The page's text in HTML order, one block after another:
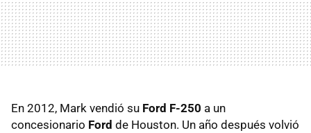
En 2012, Mark vendió su Ford F-250 a un
concesionario Ford de Houston. Un año después volvió